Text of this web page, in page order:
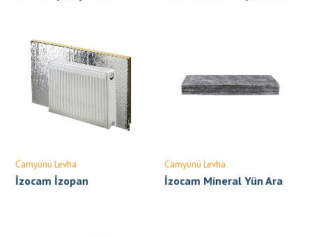
Camyünü Levha
İzocam İzopan
Camyünü Levha
İzocam Mineral Yün Ara